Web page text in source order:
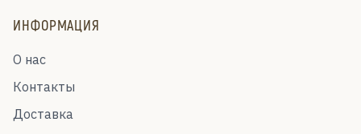
ИНФОРМАЦИЯ
О нас
Контакты
Доставка